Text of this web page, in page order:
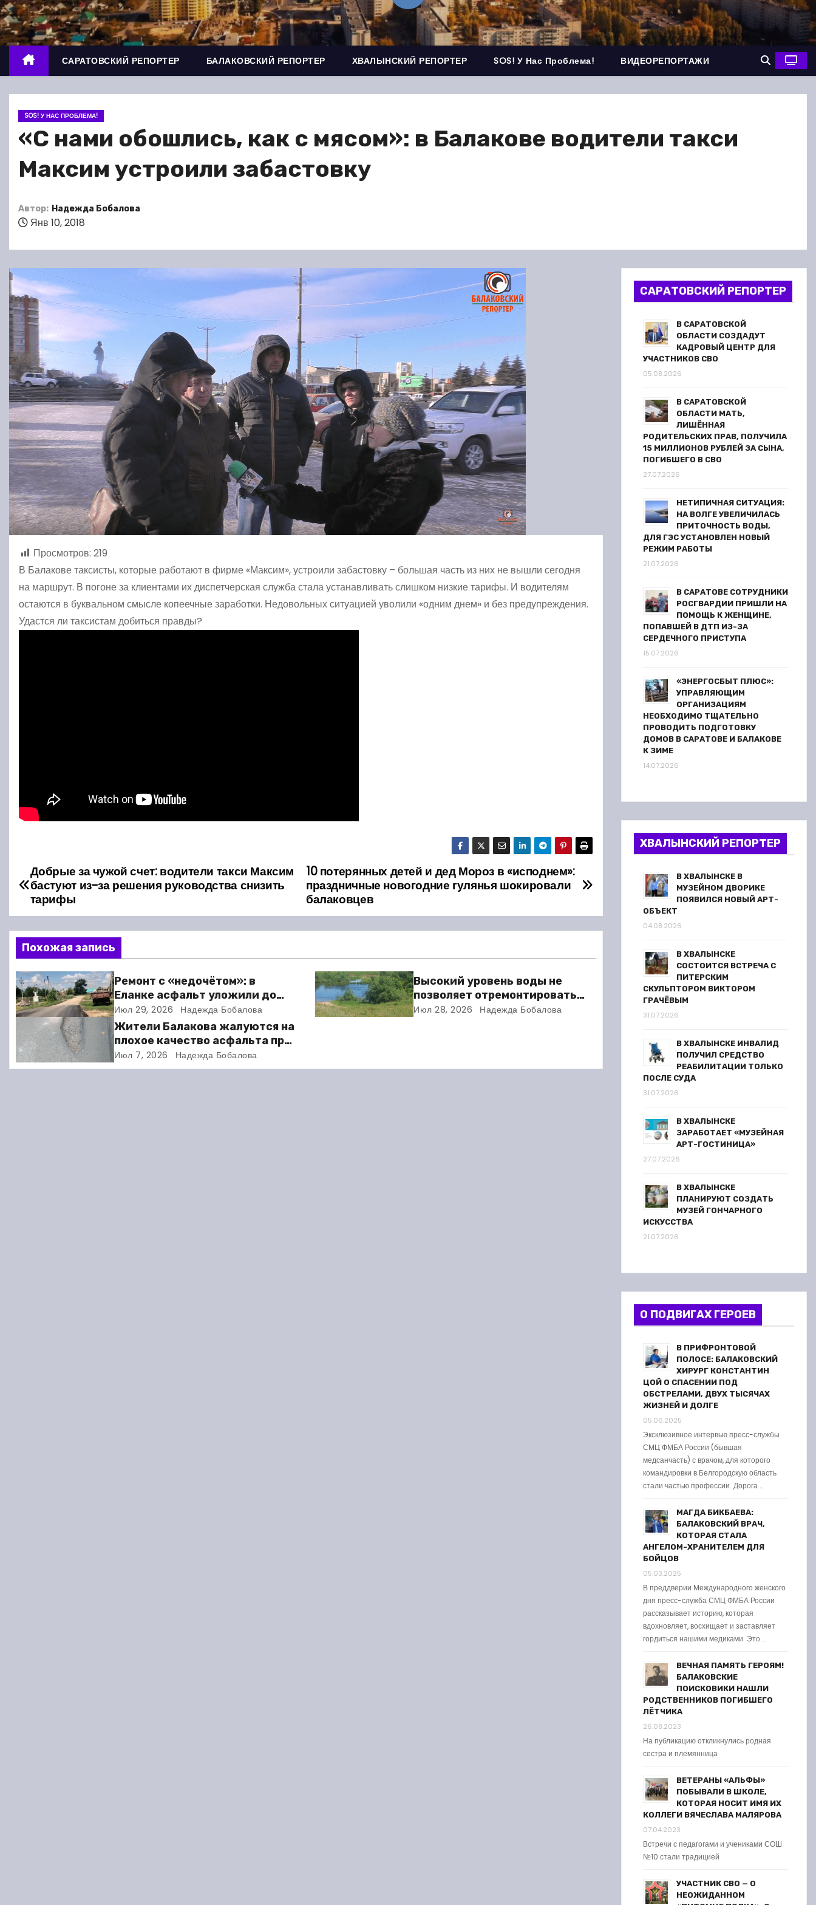
о
м
у
САРАТОВСКИЙ РЕПОРТЕР БАЛАКОВСКИЙ РЕПОРТЕР ХВАЛЫНСКИЙ РЕПОРТЕР SOS! У Нас Проблема! ВИДЕОРЕПОРТАЖИ
SOS! У НАС ПРОБЛЕМА!
«С нами обошлись, как с мясом»: в Балакове водители такси
Максим устроили забастовку
Автор: Надежда Бобалова
Янв 10, 2018
Просмотров: 219
В Балакове таксисты, которые работают в фирме «Максим», устроили забастовку – большая часть из них не вышли сегодня
на маршрут. В погоне за клиентами их диспетчерская служба стала устанавливать слишком низкие тарифы. И водителям
остаются в буквальном смысле копеечные заработки. Недовольных ситуацией уволили «одним днем» и без предупреждения.
Удастся ли таксистам добиться правды?
Н
в
и
г
а
и
10 потерянных детей и дед Мороз в «исподнем»:
праздничные новогодние гулянья шокировали
балаковцев
Добрые за чужой счет: водители такси Максим
бастуют из-за решения руководства снизить
тарифы
Похожая запись
Ремонт с «недочётом»: в
Еланке асфальт уложили до
школы, но не дошли 30 метров
Июл 29, 2026 Надежда Бобалова
Высокий уровень воды не
позволяет отремонтировать
плотину в Балаковском районе
Июл 28, 2026 Надежда Бобалова
Жители Балакова жалуются на
плохое качество асфальта при
ремонте дворов
Июл 7, 2026 Надежда Бобалова
САРАТОВСКИЙ РЕПОРТЕР
В САРАТОВСКОЙ
ОБЛАСТИ СОЗДАДУТ
КАДРОВЫЙ ЦЕНТР ДЛЯ
УЧАСТНИКОВ СВО
05.08.2026
В САРАТОВСКОЙ
ОБЛАСТИ МАТЬ,
ЛИШЁННАЯ
РОДИТЕЛЬСКИХ ПРАВ, ПОЛУЧИЛА
15 МИЛЛИОНОВ РУБЛЕЙ ЗА СЫНА,
ПОГИБШЕГО В СВО
27.07.2026
НЕТИПИЧНАЯ СИТУАЦИЯ:
НА ВОЛГЕ УВЕЛИЧИЛАСЬ
ПРИТОЧНОСТЬ ВОДЫ,
ДЛЯ ГЭС УСТАНОВЛЕН НОВЫЙ
РЕЖИМ РАБОТЫ
21.07.2026
В САРАТОВЕ СОТРУДНИКИ
РОСГВАРДИИ ПРИШЛИ НА
ПОМОЩЬ К ЖЕНЩИНЕ,
ПОПАВШЕЙ В ДТП ИЗ-ЗА
СЕРДЕЧНОГО ПРИСТУПА
15.07.2026
«ЭНЕРГОСБЫТ ПЛЮС»:
УПРАВЛЯЮЩИМ
ОРГАНИЗАЦИЯМ
НЕОБХОДИМО ТЩАТЕЛЬНО
ПРОВОДИТЬ ПОДГОТОВКУ
ДОМОВ В САРАТОВЕ И БАЛАКОВЕ
К ЗИМЕ
14.07.2026
ХВАЛЫНСКИЙ РЕПОРТЕР
В ХВАЛЫНСКЕ В
МУЗЕЙНОМ ДВОРИКЕ
ПОЯВИЛСЯ НОВЫЙ АРТ-
ОБЪЕКТ
04.08.2026
В ХВАЛЫНСКЕ
СОСТОИТСЯ ВСТРЕЧА С
ПИТЕРСКИМ
СКУЛЬПТОРОМ ВИКТОРОМ
ГРАЧЁВЫМ
31.07.2026
В ХВАЛЫНСКЕ ИНВАЛИД
ПОЛУЧИЛ СРЕДСТВО
РЕАБИЛИТАЦИИ ТОЛЬКО
ПОСЛЕ СУДА
31.07.2026
В ХВАЛЫНСКЕ
ЗАРАБОТАЕТ «МУЗЕЙНАЯ
АРТ-ГОСТИНИЦА»
27.07.2026
В ХВАЛЫНСКЕ
ПЛАНИРУЮТ СОЗДАТЬ
МУЗЕЙ ГОНЧАРНОГО
ИСКУССТВА
21.07.2026
О ПОДВИГАХ ГЕРОЕВ
В ПРИФРОНТОВОЙ
ПОЛОСЕ: БАЛАКОВСКИЙ
ХИРУРГ КОНСТАНТИН
ЦОЙ О СПАСЕНИИ ПОД
ОБСТРЕЛАМИ, ДВУХ ТЫСЯЧАХ
ЖИЗНЕЙ И ДОЛГЕ
05.06.2025
Эксклюзивное интервью пресс-службы
СМЦ ФМБА России (бывшая
медсанчасть) с врачом, для которого
командировки в Белгородскую область
стали частью профессии. Дорога …
МАГДА БИКБАЕВА:
БАЛАКОВСКИЙ ВРАЧ,
КОТОРАЯ СТАЛА
АНГЕЛОМ-ХРАНИТЕЛЕМ ДЛЯ
БОЙЦОВ
05.03.2025
В преддверии Международного женского
дня пресс-служба СМЦ ФМБА России
рассказывает историю, которая
вдохновляет, восхищает и заставляет
гордиться нашими медиками. Это …
ВЕЧНАЯ ПАМЯТЬ ГЕРОЯМ!
БАЛАКОВСКИЕ
ПОИСКОВИКИ НАШЛИ
РОДСТВЕННИКОВ ПОГИБШЕГО
ЛЁТЧИКА
26.08.2023
На публикацию откликнулись родная
сестра и племянница
ВЕТЕРАНЫ «АЛЬФЫ»
ПОБЫВАЛИ В ШКОЛЕ,
КОТОРАЯ НОСИТ ИМЯ ИХ
КОЛЛЕГИ ВЯЧЕСЛАВА МАЛЯРОВА
07.04.2023
Встречи с педагогами и учениками СОШ
№10 стали традицией
УЧАСТНИК СВО — О
НЕОЖИДАННОМ